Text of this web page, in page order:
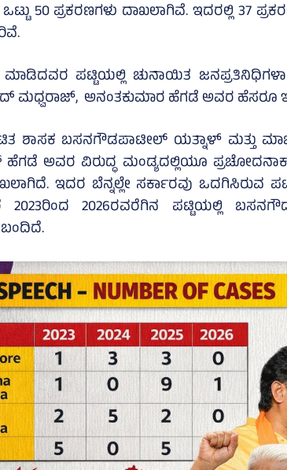
50 ಪ್ರಕರಣಗಳು ದಾಖಲಾಗಿವೆ. ಇದರಲ್ಲಿ 37
ಪಟ್ಟಿಯಲ್ಲಿ ಚುನಾಯಿತ
ಮಧ್ವರಾಜ್, ಅನಂತಕುಮಾರ ಹೆಗಡೆ ಅವರ ಹೆಸರೂ
ಶಾಸಕ ಬಸನಗೌಡಪಾಟೀಲ್ ಯತ್ನಾಳ್‌ ಮತ್ತು
ಅವರ ವಿರುದ್ಧ ಮಂಡ್ಯದಲ್ಲಿಯೂ
ಇದರ ಬೆನ್ನಲ್ಲೇ ಸರ್ಕಾರವು ಒದಗಿಸಿರುವ
2026ರವರೆಗಿನ ಪಟ್ಟಿಯಲ್ಲಿ
ಬಂದಿದೆ.